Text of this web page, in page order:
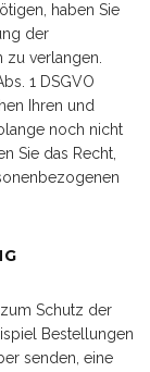
haben Sie
der
verlangen.
1 DSGVO
Ihren und
noch nicht
Sie das Recht,
Schutz der
Bestellungen
senden, eine